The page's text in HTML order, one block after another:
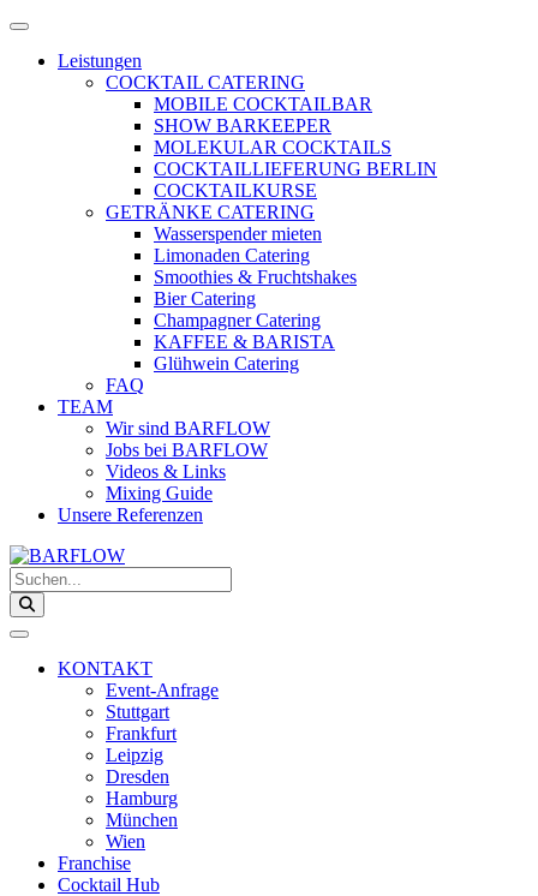
Zum
springen
Menü
öffnenLeistungen
COCKTAIL CATERING
MOBILE COCKTAILBAR
SHOW BARKEEPER
MOLEKULAR COCKTAILS
COCKTAILLIEFERUNG BERLIN
COCKTAILKURSE
GETRÄNKE CATERING
Wasserspender mieten
Limonaden Catering
Smoothies & Fruchtshakes
Bier Catering
Champagner Catering
KAFFEE & BARISTA
Glühwein Catering
FAQ
TEAM
Wir sind BARFLOW
Jobs bei BARFLOW
Videos & Links
Mixing Guide
Unsere Referenzen
Suchen...
KONTAKT
Event-Anfrage
Stuttgart
Frankfurt
Leipzig
Dresden
Hamburg
München
Wien
Franchise
Cocktail Hub